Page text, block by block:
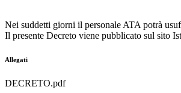
Nei suddetti giorni il personale ATA potrà
Il presente Decreto viene pubblicato sul sito
Allegati
DECRETO.pdf